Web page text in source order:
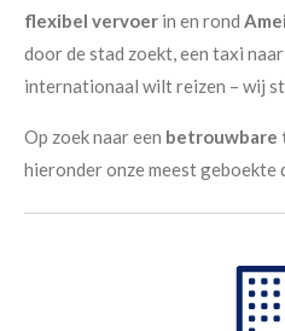
flexibel vervoer in en rond
door de stad zoekt, een taxi
internationaal wilt reizen – wij
Op zoek naar een betrouwbare
hieronder onze meest geboekte